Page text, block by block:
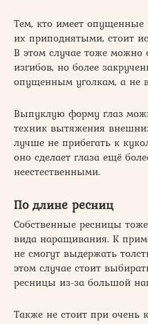
Тем, кто имеет опущенные
их приподнятыми, стоит
В этом случае тоже можно
изгибов, но более
опущенным уголкам, а не
Выпуклую форму глаз
техник вытяжения
лучше не прибегать к
оно сделает глаза ещё
неестественными.
По длине ресниц
Собственные ресницы
вида наращивания. К
не смогут выдержать
этом случае стоит
ресницы из-за большой
Также не стоит при очень